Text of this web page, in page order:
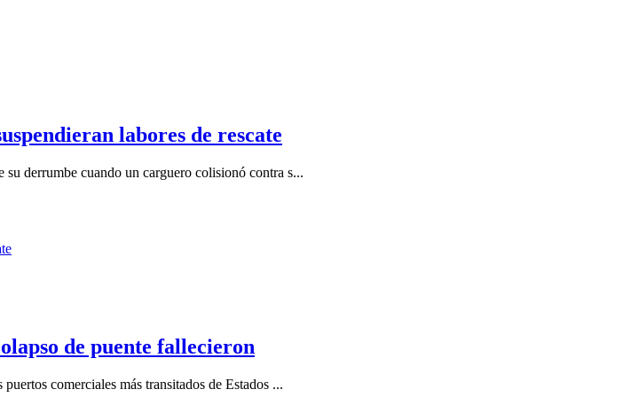
labores de rescate
su derrumbe cuando un carguero colisionó contra s...
de puente fallecieron
comerciales más transitados de Estados ...